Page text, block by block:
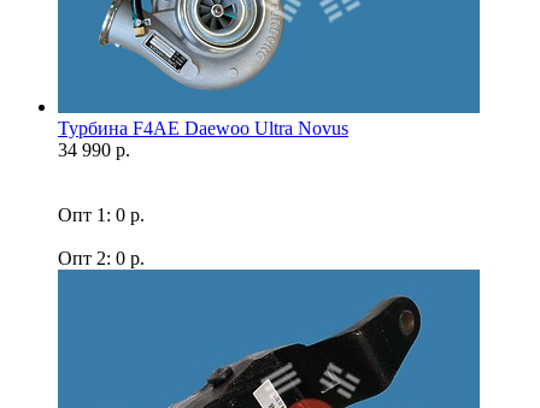
Турбина F4AE Daewoo Ultra Novus
34 990 р.
Опт 1: 0 р.
Опт 2: 0 р.